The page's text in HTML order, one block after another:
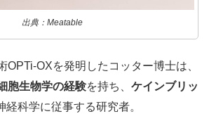
出典：Meatable
OPTi-OXを発明したコッター博士は、
胞生物学の経験を持ち、 ケインブリッ
経科学に従事する研究者。